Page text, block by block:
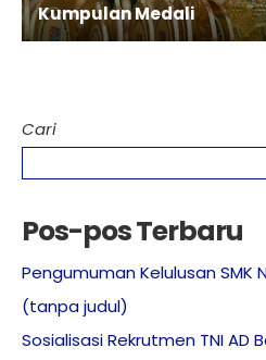
Kumpulan Medali
Cari
Pos-pos Terbaru
Pengumuman Kelulusan SMK
(tanpa judul)
Sosialisasi Rekrutmen TNI AD